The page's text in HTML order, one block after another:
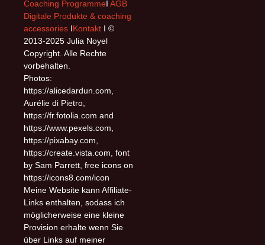
Coaching ProgrammeI AGB
Digitale Produkte & coaching
accessories IKontakt I ©
2013-2025 Julia Noyel
Copyright. Alle Rechte
vorbehalten.
Photos:
https://alicedardun.com,
Aurélie di Pietro,
https://fr.fotolia.com and
https://www.pexels.com,
https://pixabay.com,
https://create.vista.com, font
by Sam Parrett, free icons on
https://icons8.com/icon
Meine Website kann Affiliate-
Links enthalten, sodass ich
möglicherweise eine kleine
Provision erhalte wenn Sie
über Links auf meiner